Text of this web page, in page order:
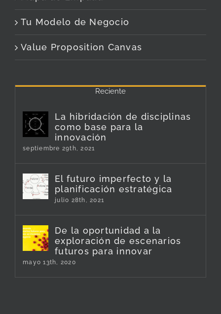
Tu Modelo de Negocio
Value Proposition Canvas
Reciente
La hibridación de disciplinas
como base para la
innovación
septiembre 29th, 2021
El futuro imperfecto y la
planificación estratégica
julio 28th, 2021
De la oportunidad a la
exploración de escenarios
futuros para innovar
mayo 13th, 2020